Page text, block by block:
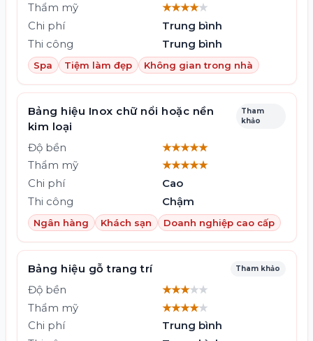
Thẩm mỹ
★★★★★
Chi phí
Trung bình
Thi công
Trung bình
Spa Tiệm làm đẹp Không gian trong nhà
Bảng hiệu Inox chữ nổi hoặc nền
kim loại
Tham
khảo
Độ bền
★★★★★
Thẩm mỹ
★★★★★
Chi phí
Cao
Thi công
Chậm
Ngân hàng Khách sạn Doanh nghiệp cao cấp
Bảng hiệu gỗ trang trí Tham khảo
Độ bền ★★★★★
Thẩm mỹ
★★★★★
Chi phí
Trung bình